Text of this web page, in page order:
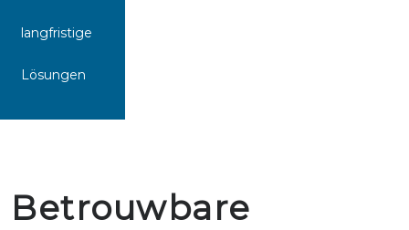
langfristige
Lösungen
Betrouwbare